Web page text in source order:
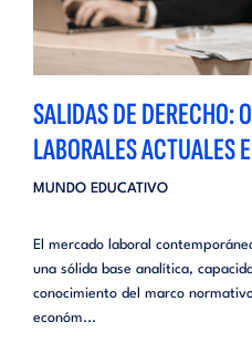
SALIDAS DE DERECHO:
LABORALES ACTUALES
MUNDO EDUCATIVO
El mercado laboral
una sólida base analítica,
conocimiento del marco
económ...